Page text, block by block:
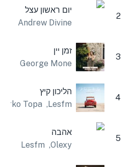
2
יום ראשון עצל
Andrew Divine
3
זמן יין
George Mone
4
הליכון קיץ
Lesfm
,
Marko Topa
5
אהבה
Olexy
,
Lesfm